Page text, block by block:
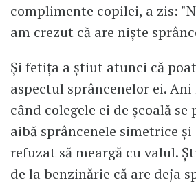
complimente copilei, a zis:
am crezut că are niște
Și fetița a știut atunci că
aspectul sprâncenelor ei.
când colegele ei de școală se
aibă sprâncenele simetrice
refuzat să meargă cu valul.
de la benzinărie că are deja